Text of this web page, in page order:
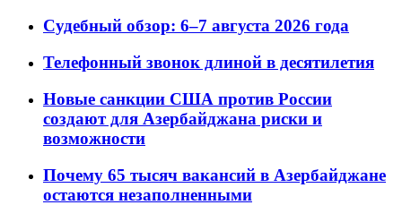
Судебный обзор: 6–7 августа 2026 года
Телефонный звонок длиной в десятилетия
Новые санкции США против России
создают для Азербайджана риски и
возможности
Почему 65 тысяч вакансий в Азербайджане
остаются незаполненными